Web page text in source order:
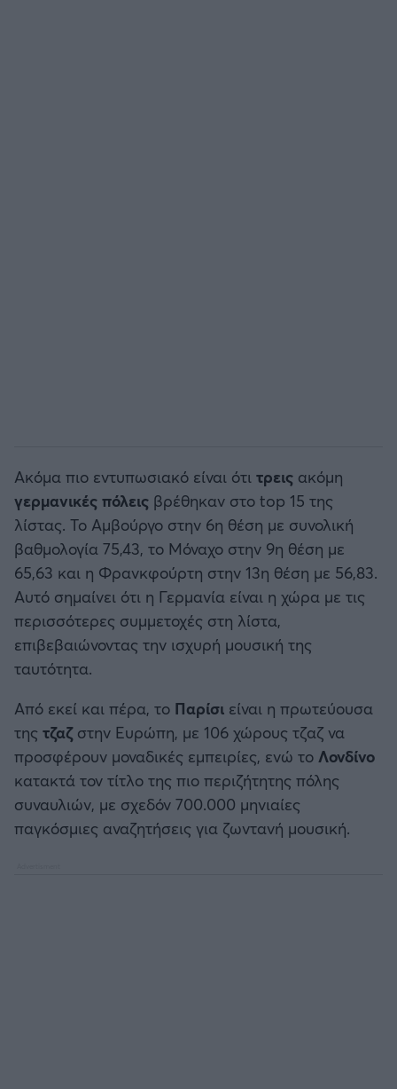
Ακόμα πιο εντυπωσιακό είναι ότι τρεις ακόμη
γερμανικές πόλεις βρέθηκαν στο top 15 της
λίστας. Το Αμβούργο στην 6η θέση με συνολική
βαθμολογία 75,43, το Μόναχο στην 9η θέση με
65,63 και η Φρανκφούρτη στην 13η θέση με 56,83.
Αυτό σημαίνει ότι η Γερμανία είναι η χώρα με τις
περισσότερες συμμετοχές στη λίστα,
επιβεβαιώνοντας την ισχυρή μουσική της
ταυτότητα.
Από εκεί και πέρα, το Παρίσι είναι η πρωτεύουσα
της τζαζστην Ευρώπη, με 106 χώρους τζαζ να
προσφέρουν μοναδικές εμπειρίες, ενώ το Λονδίνο
κατακτά τον τίτλο της πιο περιζήτητης πόλης
συναυλιών, με σχεδόν 700.000 μηνιαίες
παγκόσμιες αναζητήσεις για ζωντανή μουσική.